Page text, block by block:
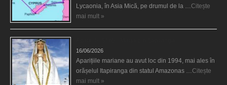
Lycaonia, în Asia Mică, pe drumul de la … Citește
mai mult »
16/06/2026
Aparițiile mariane au avut loc din 1994, mai ales în
orășelul Itapiranga din statul Amazonas … Citește
mai mult »